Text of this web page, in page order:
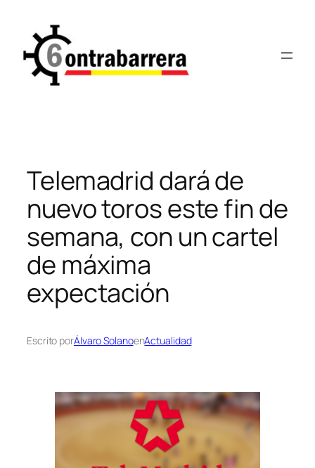
contenido
Telemadrid dará de
nuevo toros este fin de
semana, con un cartel
de máxima
expectación
Escrito porÁlvaro SolanoenActualidad